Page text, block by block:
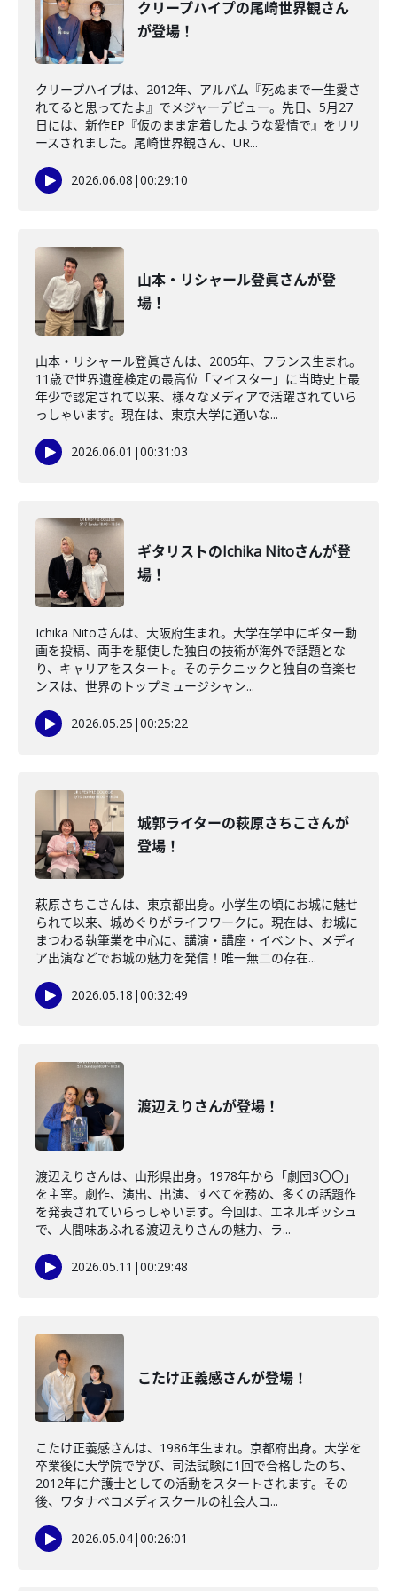
クリープハイプの尾崎世界観さん
が登場！
クリープハイプは、2012年、アルバム『死ぬまで一生愛さ
れてると思ってたよ』でメジャーデビュー。先日、5月27
日には、新作EP『仮のまま定着したような愛情で』をリリ
ースされました。尾崎世界観さん、UR...
2026.06.08 |00:29:10
山本・リシャール登眞さんが登
場！
山本・リシャール登眞さんは、2005年、フランス生まれ。
11歳で世界遺産検定の最高位「マイスター」に当時史上最
年少で認定されて以来、様々なメディアで活躍されていら
っしゃいます。現在は、東京大学に通いな...
2026.06.01 |00:31:03
ギタリストのIchika Nitoさんが登
場！
Ichika Nitoさんは、大阪府生まれ。大学在学中にギター動
画を投稿、両手を駆使した独自の技術が海外で話題とな
り、キャリアをスタート。そのテクニックと独自の音楽セ
ンスは、世界のトップミュージシャン...
2026.05.25 |00:25:22
城郭ライターの萩原さちこさんが
登場！
萩原さちこさんは、東京都出身。小学生の頃にお城に魅せ
られて以来、城めぐりがライフワークに。現在は、お城に
まつわる執筆業を中心に、講演・講座・イベント、メディ
ア出演などでお城の魅力を発信！唯一無二の存在...
2026.05.18 |00:32:49
渡辺えりさんが登場！
渡辺えりさんは、山形県出身。1978年から「劇団3〇〇」
を主宰。劇作、演出、出演、すべてを務め、多くの話題作
を発表されていらっしゃいます。今回は、エネルギッシュ
で、人間味あふれる渡辺えりさんの魅力、ラ...
2026.05.11 |00:29:48
こたけ正義感さんが登場！
こたけ正義感さんは、1986年生まれ。京都府出身。大学を
卒業後に大学院で学び、司法試験に1回で合格したのち、
2012年に弁護士としての活動をスタートされます。その
後、ワタナベコメディスクールの社会人コ...
2026.05.04|00:26:01